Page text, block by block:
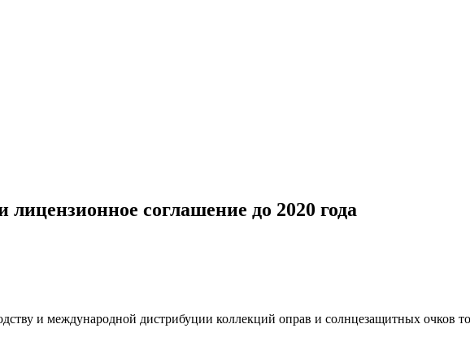
соглашение до 2020 года
и международной дистрибуции коллекций оправ и солнцезащитных очков